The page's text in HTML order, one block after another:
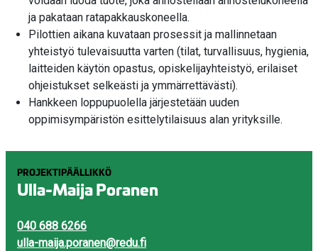
ja pakataan ratapakkauskoneella.
Pilottien aikana kuvataan prosessit ja mallinnetaan
yhteistyö tulevaisuutta varten (tilat, turvallisuus, hygienia,
laitteiden käytön opastus, opiskelijayhteistyö, erilaiset
ohjeistukset selkeästi ja ymmärrettävästi).
Hankkeen loppupuolella järjestetään uuden
oppimisympäristön esittelytilaisuus alan yrityksille.
PROJEKTIPÄÄLLIKKÖ
Ulla-Maija Poranen
040 688 6266
ulla-maija.poranen@redu.fi